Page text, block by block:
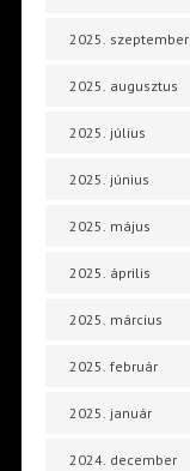
2025. szeptember
2025. augusztus
2025. július
2025. június
2025. május
2025. április
2025. március
2025. február
2025. január
2024. december